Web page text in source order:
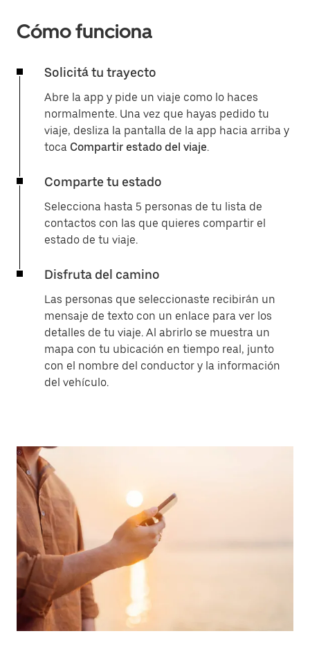
Cómo funciona
Solicitá tu trayecto
Abre la app y pide un viaje como lo haces
normalmente. Una vez que hayas pedido tu
viaje, desliza la pantalla de la app hacia arriba y
toca Compartir estado del viaje.
Comparte tu estado
Selecciona hasta 5 personas de tu lista de
contactos con las que quieres compartir el
estado de tu viaje.
Disfruta del camino
Las personas que seleccionaste recibirán un
mensaje de texto con un enlace para ver los
detalles de tu viaje. Al abrirlo se muestra un
mapa con tu ubicación en tiempo real, junto
con el nombre del conductor y la información
del vehículo.